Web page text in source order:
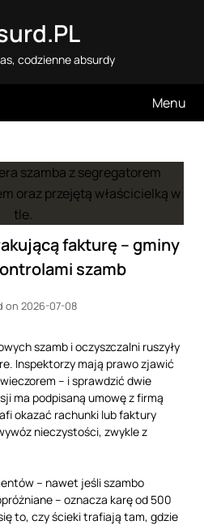
codzienne absurdy
Menu
fakturę – gminy
szamb
on 2026-07-08
szamb i oczyszczalni ruszyły
Inspektorzy mają prawo zjawić
– i sprawdzić dwie
ma podpisaną umowę z firmą
okazać rachunki lub faktury
nieczystości, zwykle z
– nawet jeśli szambo
– oznacza karę od 500
to, czy ścieki trafiają tam, gdzie